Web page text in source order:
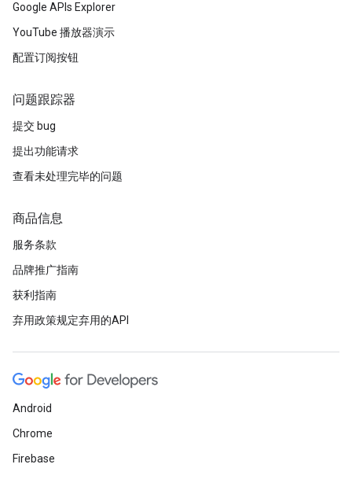
Google APIs Explorer
YouTube 播放器演示
配置订阅按钮
问题跟踪器
提交 bug
提出功能请求
查看未处理完毕的问题
商品信息
服务条款
品牌推广指南
获利指南
弃用政策规定弃用的API
Android
Chrome
Firebase